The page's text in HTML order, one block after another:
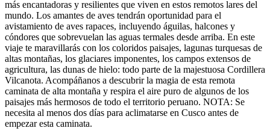
más encantadoras y resilientes que viven en estos remotos lares del
mundo. Los amantes de aves tendrán oportunidad para el
avistamiento de aves rapaces, incluyendo águilas, halcones y
cóndores que sobrevuelan las aguas termales desde arriba. En este
viaje te maravillarás con los coloridos paisajes, lagunas turquesas de
altas montañas, los glaciares imponentes, los campos extensos de
agricultura, las dunas de hielo: todo parte de la majestuosa Cordillera
Vilcanota. Acompáñanos a descubrir la magia de esta remota
caminata de alta montaña y respira el aire puro de algunos de los
paisajes más hermosos de todo el territorio peruano. NOTA: Se
necesita al menos dos días para aclimatarse en Cusco antes de
empezar esta caminata.